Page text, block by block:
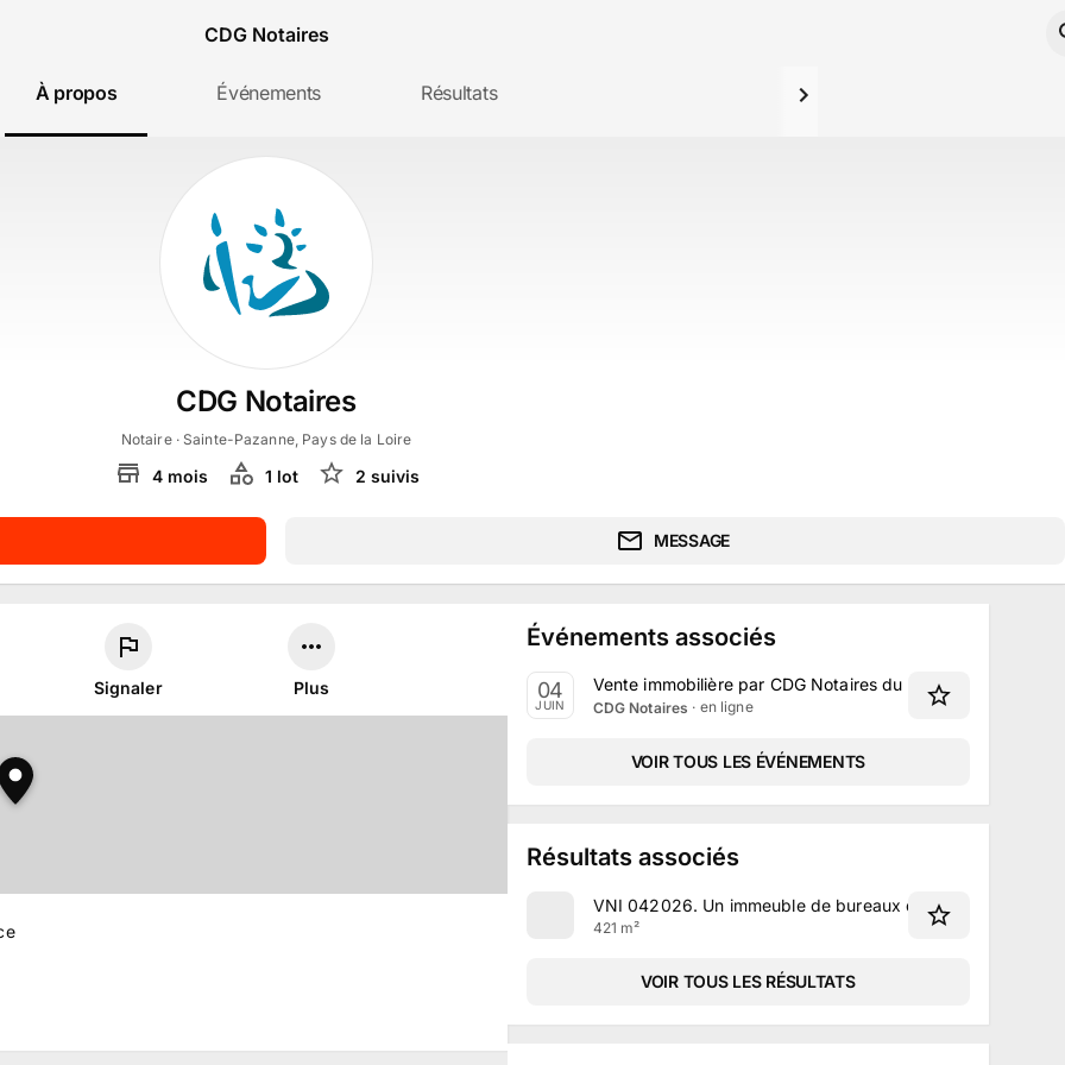
CDG Notaires
À propos Événements Résultats
CDG Notaires
Notaire· Sainte-Pazanne, Pays de la Loire
4 mois 1 lot 2 suivis
MESSAGE
Signaler Plus
Événements associés
04
JUIN
Vente immobilière par CDG Notaires du 3 au 4 Juin 2026
CDG Notaires · en ligne
VOIR TOUS LES ÉVÉNEMENTS
Résultats associés
VNI 042026. Un immeuble de bureaux de 421 m² situé
421 m²
VOIR TOUS LES RÉSULTATS